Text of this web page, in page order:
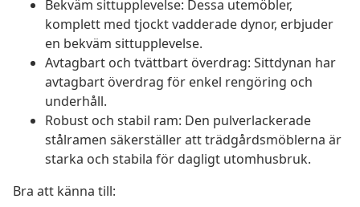
Bekväm sittupplevelse: Dessa utemöbler,
komplett med tjockt vadderade dynor, erbjuder
en bekväm sittupplevelse.
Avtagbart och tvättbart överdrag: Sittdynan har
avtagbart överdrag för enkel rengöring och
underhåll.
Robust och stabil ram: Den pulverlackerade
stålramen säkerställer att trädgårdsmöblerna är
starka och stabila för dagligt utomhusbruk.
Bra att känna till: